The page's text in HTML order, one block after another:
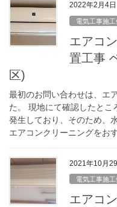
2022年2月4日
電気工事施工
エアコ
置工事
区)
最初のお問い合わせは、エ
た。 現地にて確認したと
発生しており、そのため、
エアコンクリーニングをお
2021年10月
電気工事施工
エアコ